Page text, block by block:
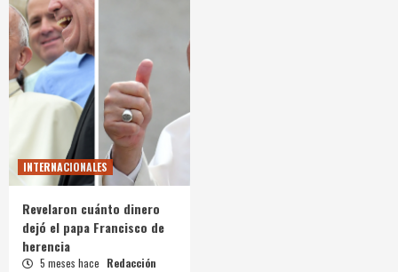
INTERNACIONALES
Revelaron cuánto dinero
dejó el papa Francisco de
herencia
5 meses hace Redacción